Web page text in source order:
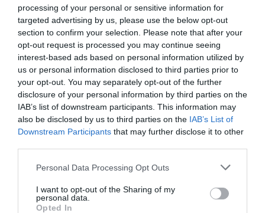
processing of your personal or sensitive information for
targeted advertising by us, please use the below opt-out
section to confirm your selection. Please note that after your
opt-out request is processed you may continue seeing
interest-based ads based on personal information utilized by
us or personal information disclosed to third parties prior to
your opt-out. You may separately opt-out of the further
disclosure of your personal information by third parties on the
IAB’s list of downstream participants. This information may
also be disclosed by us to third parties on the IAB’s List of
Downstream Participants that may further disclose it to other
Personal Data Processing Opt Outs
I want to opt-out of the Sharing of my
personal data.
Opted In
clubes de LaLiga, Liga F y Primera Federación; 200
clubes de ligas europeas; 22 clubes de ACB y Primera
FEB.
La plataforma de datos monitoriza más de 34.000
contratos de patrocinio, de los que 25.000
corresponden al mercado español y más de 8.000 a
propiedades deportivas y competiciones internacionales,
segmentados por competición, tipología de activos,
marcas, categorías de producto y valor económico
aproximado de cada acuerdo. Si quieres más
información, contacta con nosotros
intelligence@2playbook.com
Añadir2Playbookcomo fuente preferida de Google
Mantente informado con las últimas noticias de actualidad.
ACTIVAR AHORA